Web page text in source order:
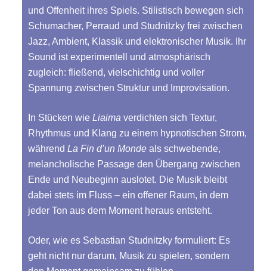
und Offenheit ihres Spiels. Stilistisch bewegen sich
Schumacher, Perraud und Studnitzky frei zwischen
Jazz, Ambient, Klassik und elektronischer Musik. Ihr
Sound ist experimentell und atmosphärisch
zugleich: fließend, vielschichtig und voller
Spannung zwischen Struktur und Improvisation.
In Stücken wieLiaima verdichten sich Textur,
Rhythmus und Klang zu einem hypnotischen Strom,
währendLa Fin d’un Monde als schwebende,
melancholische Passage den Übergang zwischen
Ende und Neubeginn auslotet. Die Musik bleibt
dabei stets im Fluss – ein offener Raum, in dem
jeder Ton aus dem Moment heraus entsteht.
Oder, wie es Sebastian Studnitzky formuliert: Es
geht nicht nur darum, Musik zu spielen, sondern